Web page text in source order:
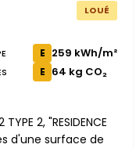
LOUÉ
E 259 kWh/m²
E 64 kg CO₂
2, "RESIDENCE
d'une surface de